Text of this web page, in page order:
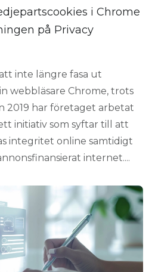
i Chrome
på Privacy
inte längre fasa ut
webbläsare Chrome, trots
2019 har företaget arbetat
initiativ som syftar till att
integritet online samtidigt
internet....